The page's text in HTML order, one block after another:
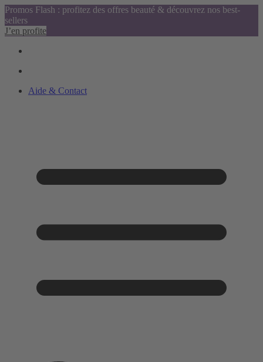
Promos Flash : profitez des offres beauté & découvrez nos best-
sellers
J’en profite
Aide & Contact